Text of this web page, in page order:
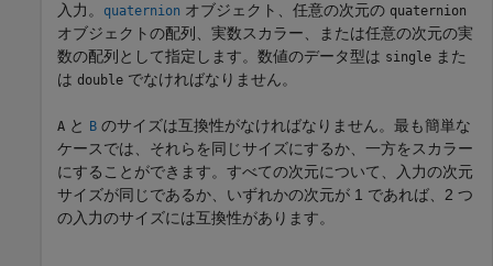
入力。 quaternion オブジェクト、任意の次元の quaternion
オブジェクトの配列、実数スカラー、または任意の次元の実
数の配列として指定します。数値のデータ型は single また
は double でなければなりません。
A と B のサイズは互換性がなければなりません。最も簡単な
ケースでは、それらを同じサイズにするか、一方をスカラー
にすることができます。すべての次元について、入力の次元
サイズが同じであるか、いずれかの次元が 1 であれば、2 つ
の入力のサイズには互換性があります。